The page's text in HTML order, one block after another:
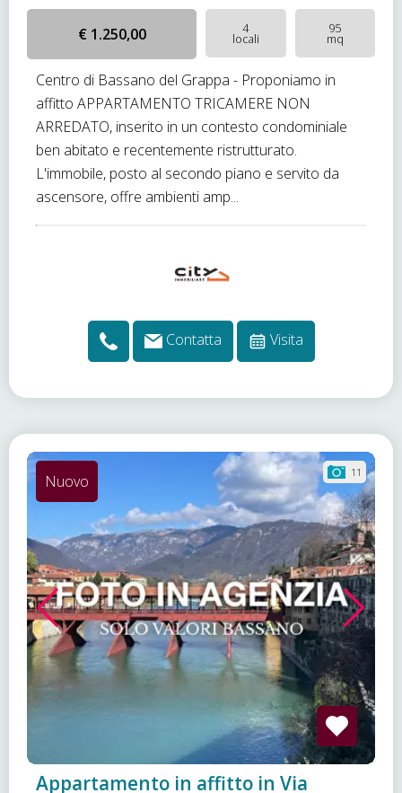
€ 1.250,00 4
locali
95
mq
Centro di Bassano del Grappa - Proponiamo in
affitto APPARTAMENTO TRICAMERE NON
ARREDATO, inserito in un contesto condominiale
ben abitato e recentemente ristrutturato.
L'immobile, posto al secondo piano e servito da
ascensore, offre ambienti amp...
Contatta Visita
11
Nuovo
Appartamento in affitto in Via